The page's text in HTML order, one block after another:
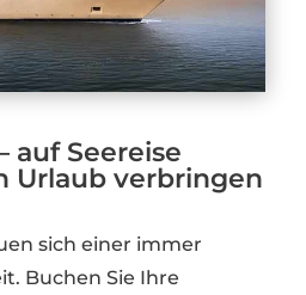
auf Seereise
Urlaub verbringen
sich einer immer
Buchen Sie Ihre